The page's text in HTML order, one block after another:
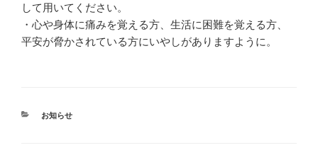
して用いてください。
・心や身体に痛みを覚える方、生活に困難を覚える方、
平安が脅かされている方にいやしがありますように。
カ
お知らせ